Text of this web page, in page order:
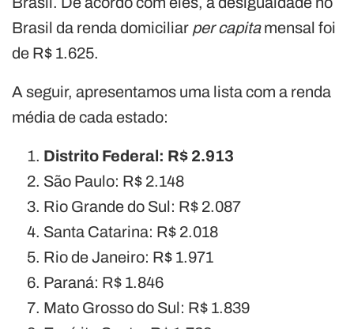
Brasil da renda domiciliar per capitamensal foi
de R$ 1.625.
A seguir, apresentamos uma lista com a renda
média de cada estado:
Distrito Federal: R$ 2.913
São Paulo: R$ 2.148
Rio Grande do Sul: R$ 2.087
Santa Catarina: R$ 2.018
Rio de Janeiro: R$ 1.971
Paraná: R$ 1.846
Mato Grosso do Sul: R$ 1.839